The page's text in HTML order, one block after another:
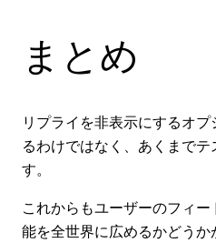
まとめ
リプライを非表示にするオ
るわけではなく、あくまで
す。
これからもユーザーのフィ
能を全世界に広めるかどうか